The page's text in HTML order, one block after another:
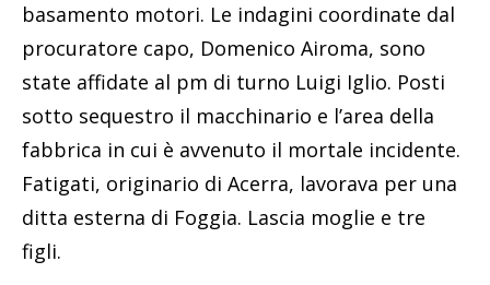
basamento motori. Le indagini coordinate dal
procuratore capo, Domenico Airoma, sono
state affidate al pm di turno Luigi Iglio. Posti
sotto sequestro il macchinario e l’area della
fabbrica in cui è avvenuto il mortale incidente.
Fatigati, originario di Acerra, lavorava per una
ditta esterna di Foggia. Lascia moglie e tre
figli.